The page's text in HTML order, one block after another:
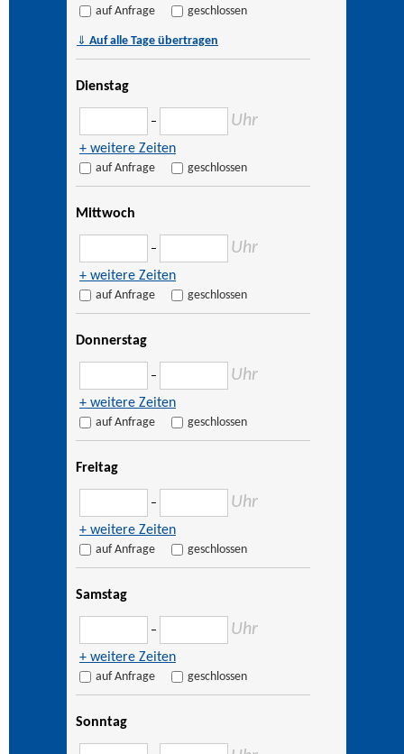
auf Anfrage geschlossen
⇓ Auf alle Tage übertragen
Dienstag
– Uhr
+ weitere Zeiten
auf Anfrage geschlossen
Mittwoch
– Uhr
+ weitere Zeiten
auf Anfrage geschlossen
Donnerstag
– Uhr
+ weitere Zeiten
auf Anfrage geschlossen
Freitag
– Uhr
+ weitere Zeiten
auf Anfrage geschlossen
Samstag
– Uhr
+ weitere Zeiten
auf Anfrage geschlossen
Sonntag